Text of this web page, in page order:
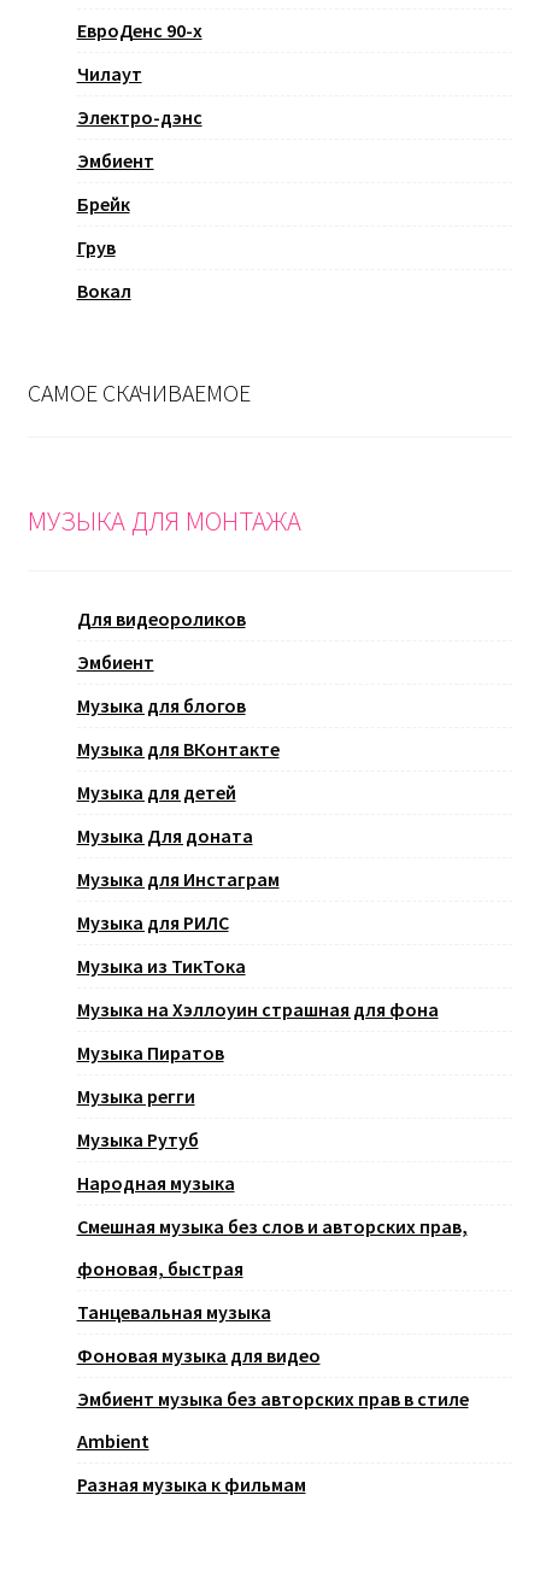
ЕвроДенс 90-х
Чилаут
Электро-дэнс
Эмбиент
Брейк
Грув
Вокал
САМОЕ СКАЧИВАЕМОЕ
МУЗЫКА ДЛЯ МОНТАЖА
Для видеороликов
Эмбиент
Музыка для блогов
Музыка для ВКонтакте
Музыка для детей
Музыка Для доната
Музыка для Инстаграм
Музыка для РИЛС
Музыка из ТикТока
Музыка на Хэллоуин страшная для фона
Музыка Пиратов
Музыка регги
Музыка Рутуб
Народная музыка
Смешная музыка без слов и авторских прав,
фоновая, быстрая
Танцевальная музыка
Фоновая музыка для видео
Эмбиент музыка без авторских прав в стиле
Ambient
Разная музыка к фильмам